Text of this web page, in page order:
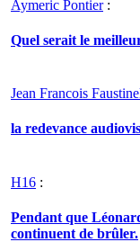
Aymeric Pontier:
Quel serait le
Jean Francois
la redevance
H16 :
Pendant que
continuent de brûler.